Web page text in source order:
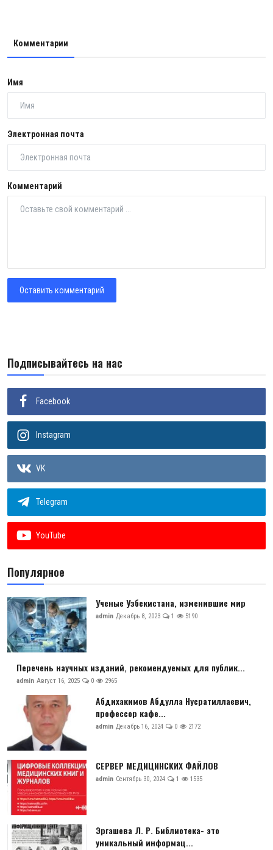
Комментарии
Имя
Электронная почта
Комментарий
Оставить комментарий
Подписывайтесь на нас
Facebook
Instagram
VK
Telegram
YouTube
Популярное
Ученые Узбекистана, изменившие мир
admin Декабрь 8, 2023 1 5190
Перечень научных изданий, рекомендуемых для публик...
admin Август 16, 2025 0 2965
Абдихакимов Абдулла Нусратиллаевич,
профессор кафе...
admin Декабрь 16, 2024 0 2172
СЕРВЕР МЕДИЦИНСКИХ ФАЙЛОВ
admin Сентябрь 30, 2024 1 1535
Эргашева Л. Р. Библиотека- это
уникальный информац...